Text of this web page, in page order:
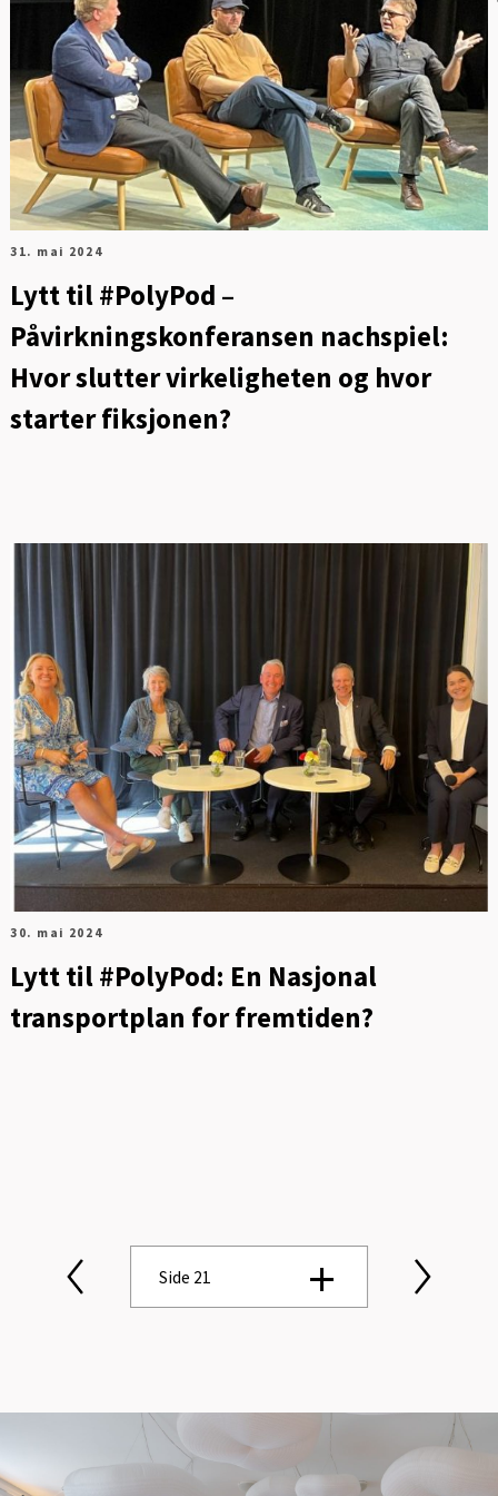
31. mai 2024
Lytt til #PolyPod –
Påvirkningskonferansen nachspiel:
Hvor slutter virkeligheten og hvor
starter fiksjonen?
30. mai 2024
Lytt til #PolyPod: En Nasjonal
transportplan for fremtiden?
Side 21